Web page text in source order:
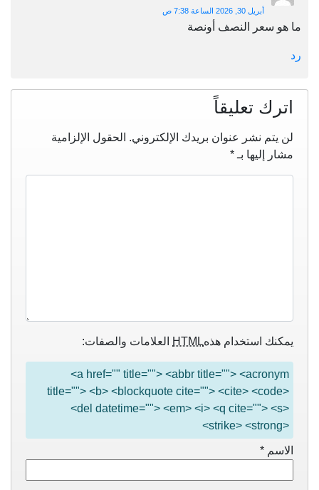
أبريل 30, 2026 الساعة 7:38 ص
ما هو سعر النصف أونصة
رد
اترك تعليقاً
لن يتم نشر عنوان بريدك الإلكتروني. الحقول الإلزامية
مشار إليها بـ *
يمكنك استخدام هذهHTML العلامات والصفات:
<a href="" title=""> <abbr title=""> <acronym
title=""> <b> <blockquote cite=""> <cite> <code>
<del datetime=""> <em> <i> <q cite=""> <s>
<strike> <strong>
الاسم *